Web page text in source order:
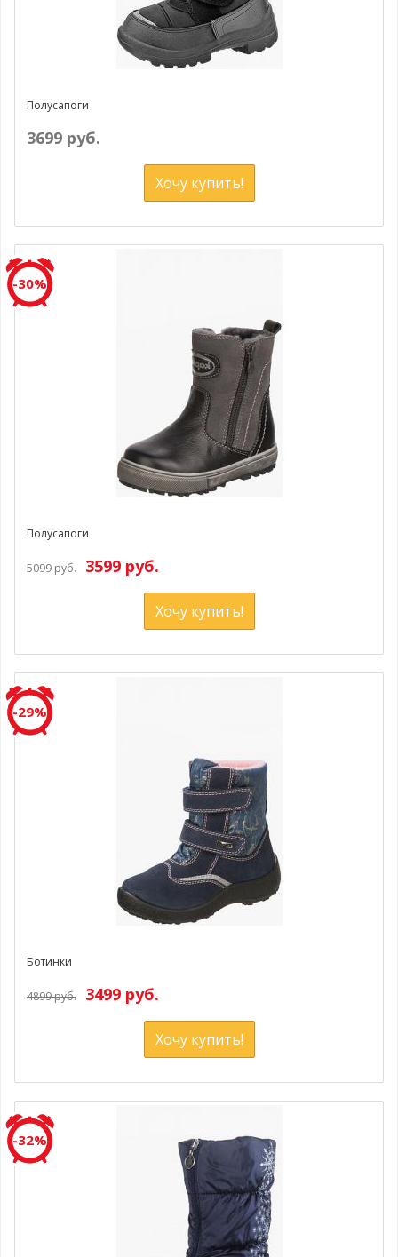
Полусапоги
3699 руб.
Хочу купить!
-30%
Полусапоги
5099 руб. 3599 руб.
Хочу купить!
-29%
Ботинки
4899 руб. 3499 руб.
Хочу купить!
-32%